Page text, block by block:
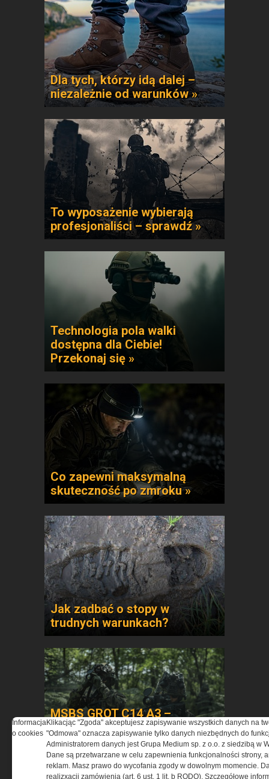
Dla tych, którzy idą dalej –
niezależnie od warunków »
To wyposażenie wybierają
profesjonaliści – sprawdź »
Technologia pola walki
dostępna dla Ciebie!
Przekonaj się »
Co zapewni maksymalną
skuteczność po zmroku »
Jak zadbać o stopy w
trudnych warunkach?
MSBS GROT C14 A3 –
ewolucja doświadczeń. Jak
użytkownicy zmienili polski
karabinek
Informacja
o cookies
Klikacjąc "Zgoda" akceptujesz zapisywanie wszystkich danych na
"Odmowa" oznacza zapisywanie tylko danych niezbędnych do
Administratorem danych jest Grupa Medium sp. z o.o. z siedzibą w
Dane są przetwarzane w celu zapewnienia funkcjonalności strony,
reklam. Masz prawo do wycofania zgody w dowolnym momencie.
realizxacji zamówienia (art. 6 ust. 1 lit. b RODO). Szczegółowe